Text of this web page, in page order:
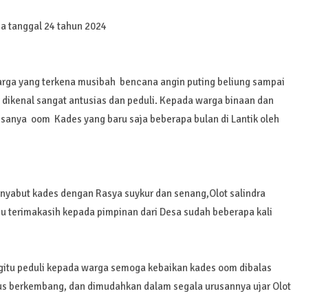
tanggal 24 tahun 2024
yang terkena musibah bencana angin puting beliung sampai
sangat antusias dan peduli. Kepada warga binaan dan
oom Kades yang baru saja beberapa bulan di Lantik oleh
kades dengan Rasya suykur dan senang,Olot salindra
terimakasih kepada pimpinan dari Desa sudah beberapa kali
peduli kepada warga semoga kebaikan kades oom dibalas
berkembang, dan dimudahkan dalam segala urusannya ujar Olot